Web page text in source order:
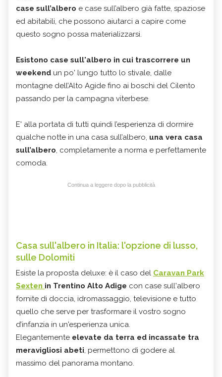
case sull’albero e case sull’albero già fatte, spaziose
ed abitabili, che possono aiutarci a capire come
questo sogno possa materializzarsi.
Esistono case sull'albero in cui trascorrere un
weekend un po' lungo tutto lo stivale, dalle
montagne dell’Alto Agide fino ai boschi del Cilento
passando per la campagna viterbese.
E' alla portata di tutti quindi l’esperienza di dormire
qualche notte in una casa sull’albero, una vera casa
sull’albero, completamente a norma e perfettamente
comoda.
Continua a leggere dopo la pubblicità
Casa sull'albero in Italia: l'opzione di lusso,
sulle Dolomiti
Esiste la proposta deluxe: è il caso del Caravan Park
Sexten in Trentino Alto Adige con case sull'albero
fornite di doccia, idromassaggio, televisione e tutto
quello che serve per trasformare il vostro sogno
d’infanzia in un'esperienza unica.
Elegantemente elevate da terra ed incassate tra
meravigliosi abeti, permettono di godere al
massimo del panorama montano.